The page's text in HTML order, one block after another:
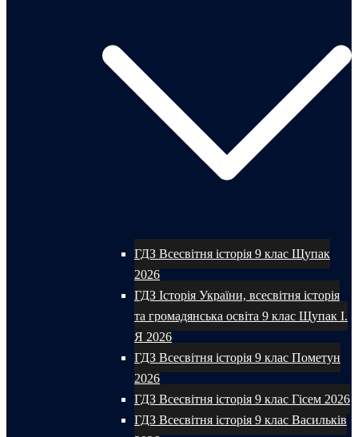
ГДЗ Всесвітня історія 9 клас Щупак
2026
ГДЗ Історія України, всесвітня історія
та громадянська освіта 9 клас Щупак І.
Я 2026
ГДЗ Всесвітня історія 9 клас Пометун
2026
ГДЗ Всесвітня історія 9 клас Гісем 2026
ГДЗ Всесвітня історія 9 клас Васильків